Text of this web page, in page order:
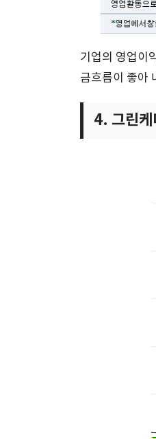
기업의 영업이
금흐름이 좋아
4. 그린케